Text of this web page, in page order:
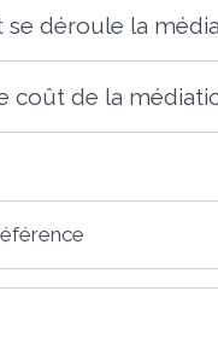
se déroule la
coût de la